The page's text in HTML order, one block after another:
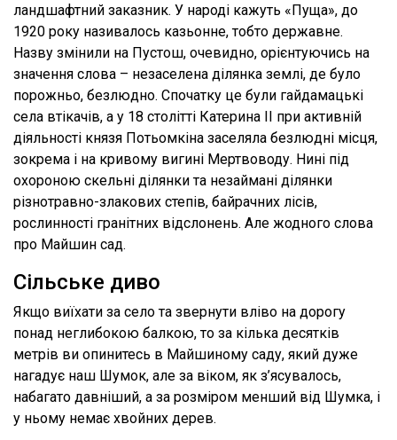
ландшафтний заказник. У народі кажуть «Пуща», до
1920 року називалось казьонне, тобто державне.
Назву змінили на Пустош, очевидно, орієнтуючись на
значення слова – незаселена ділянка землі, де було
порожньо, безлюдно. Спочатку це були гайдамацькі
села втікачів, а у 18 столітті Катерина ІІ при активній
діяльності князя Потьомкіна заселяла безлюдні місця,
зокрема і на кривому вигині Мертвоводу. Нині під
охороною скельні ділянки та незаймані ділянки
різнотравно-злакових степів, байрачних лісів,
рослинності гранітних відслонень. Але жодного слова
про Майшин сад.
Сільське диво
Якщо виїхати за село та звернути вліво на дорогу
понад неглибокою балкою, то за кілька десятків
метрів ви опинитесь в Майшиному саду, який дуже
нагадує наш Шумок, але за віком, як з’ясувалось,
набагато давніший, а за розміром менший від Шумка, і
у ньому немає хвойних дерев.